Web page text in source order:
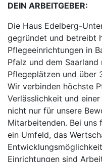
DEIN ARBEITGEBER:
Die Haus Edelberg-
gegründet und betreibt
Pflegeeinrichtungen in
Pfalz und dem
Pflegeplätzen und über
Wir verbinden höchste
Verlässlichkeit und
nicht nur für unsere
Mitarbeitenden. Bei uns
ein Umfeld, das
Einrichtungen sind